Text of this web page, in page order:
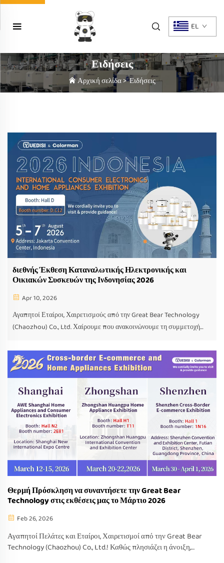
EL
Ειδήσεις
Αρχική σελίδα>Ειδήσεις
διεθνής Έκθεση Καταναλωτικής Ηλεκτρονικής και
Οικιακών Συσκευών της Ινδονησίας 2026
Apr 10, 2026
Αγαπητοί Εταίροι, Χαιρετισμούς από την Great Bear Technology
(Chaozhou) Co., Ltd. Χαίρουμε που ανακοινώνουμε τη συμμετοχή
Αυτή θα είναι μια υπέροχη ευκαιρία για να επανασυνδεθούμε, να
εξερευνήσουμε νέες δυνατότητες...
Θερμή Πρόσκληση να συναντήσετε την Great Bear
Technology στις εκθέσεις μας το Μάρτιο 2026
Feb 26, 2026
Αγαπητοί Πελάτες και Εταίροι, Χαιρετισμοί από την Great Bear
Technology (Chaozhou) Co., Ltd.! Καθώς πλησιάζει η άνοιξη,